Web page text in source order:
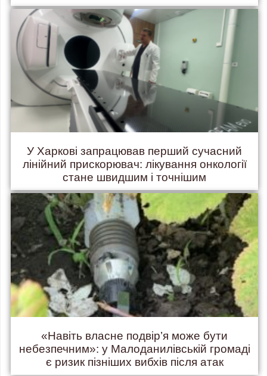
У Харкові запрацював перший сучасний
лінійний прискорювач: лікування онкології
стане швидшим і точнішим
«Навіть власне подвір’я може бути
небезпечним»: у Малоданилівській громаді
є ризик пізніших вибхів після атак